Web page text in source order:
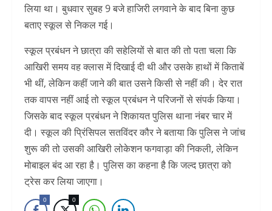
लिया था। बुधवार सुबह 9 बजे हाजिरी लगवाने के बाद बिना कुछ
बताए स्कूल से निकल गई।
स्कूल प्रबंधन ने छात्रा की सहेलियों से बात की तो पता चला कि
आखिरी समय वह क्लास में दिखाई दी थी और उसके हाथों में किताबें
भी थीं, लेकिन कहीं जाने की बात उसने किसी से नहीं की। देर रात
तक वापस नहीं आई तो स्कूल प्रबंधन ने परिजनों से संपर्क किया।
जिसके बाद स्कूल प्रबंधन ने शिकायत पुलिस थाना नंबर चार में
दी। स्कूल की प्रिंसिपल सतविंदर कौर ने बताया कि पुलिस ने जांच
शुरू की तो उसकी आखिरी लोकेशन फगवाड़ा की निकली, लेकिन
मोबाइल बंद आ रहा है। पुलिस का कहना है कि जल्द छात्रा को
ट्रेस कर लिया जाएगा।
0 0